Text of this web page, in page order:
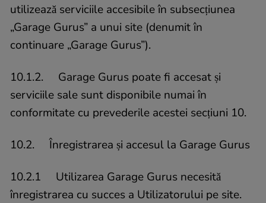
utilizează serviciile accesibile în subsecțiunea
„Garage Gurus” a unui site (denumit în
continuare „Garage Gurus”).
10.1.2. Garage Gurus poate fi accesat și
serviciile sale sunt disponibile numai în
conformitate cu prevederile acestei secțiuni 10.
10.2. Înregistrarea și accesul la Garage Gurus
10.2.1 Utilizarea Garage Gurus necesită
înregistrarea cu succes a Utilizatorului pe site.